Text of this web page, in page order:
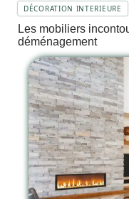
DÉCORATION INTERIEURE
Les mobiliers
déménagement